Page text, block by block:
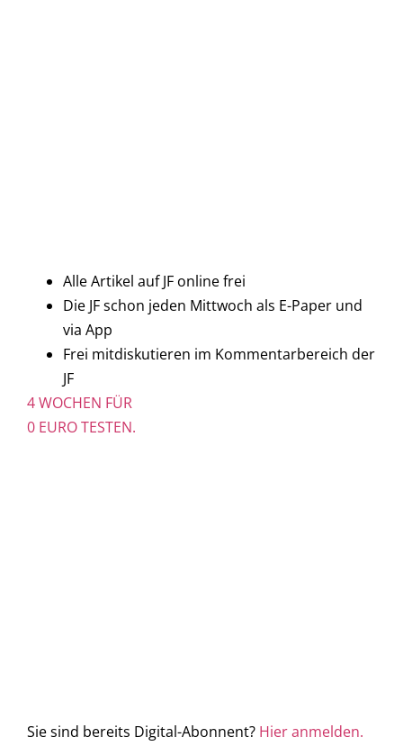
Alle Artikel auf JF online frei
Die JF schon jeden Mittwoch als E-Paper und
via App
Frei mitdiskutieren im Kommentarbereich der
JF
4 WOCHEN FÜR
0 EURO TESTEN.
Sie sind bereits Digital-Abonnent? Hier anmelden.